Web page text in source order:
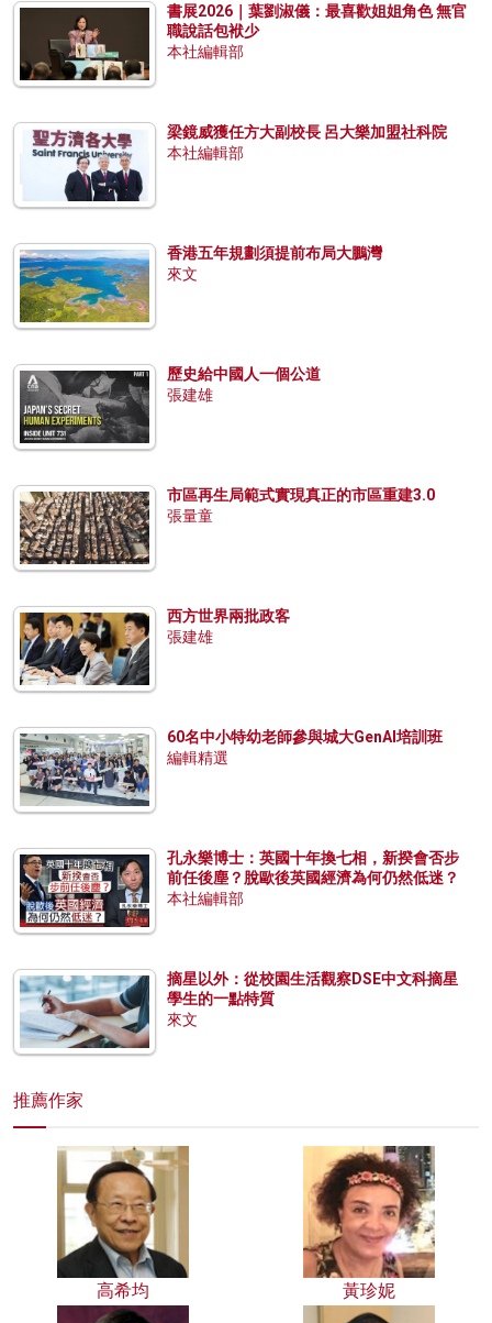
書展2026｜葉劉淑儀：最喜歡姐姐角色 無官
職說話包袱少
本社編輯部
梁鏡威獲任方大副校長 呂大樂加盟社科院
本社編輯部
香港五年規劃須提前布局大鵬灣
來文
歷史給中國人一個公道
張建雄
市區再生局範式實現真正的市區重建3.0
張量童
西方世界兩批政客
張建雄
60名中小特幼老師參與城大GenAI培訓班
編輯精選
孔永樂博士：英國十年換七相，新揆會否步
前任後塵？脫歐後英國經濟為何仍然低迷？
本社編輯部
摘星以外：從校園生活觀察DSE中文科摘星
學生的一點特質
來文
推薦作家
高希均 黃珍妮